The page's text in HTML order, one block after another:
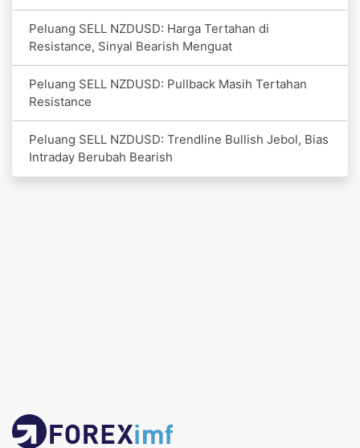
Peluang SELL NZDUSD: Harga Tertahan di
Resistance, Sinyal Bearish Menguat
Peluang SELL NZDUSD: Pullback Masih Tertahan
Resistance
Peluang SELL NZDUSD: Trendline Bullish Jebol, Bias
Intraday Berubah Bearish